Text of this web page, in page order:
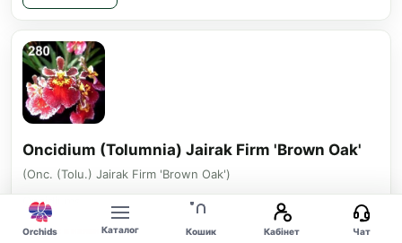
Oncidium (Tolumnia) Jairak Firm 'Brown Oak'
(Onc. (Tolu.) Jairak Firm 'Brown Oak')
Oncidiums
Немає в наявності
Orchids Каталог Кошик Кабінет Чат